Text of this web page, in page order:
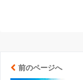
前のページへ